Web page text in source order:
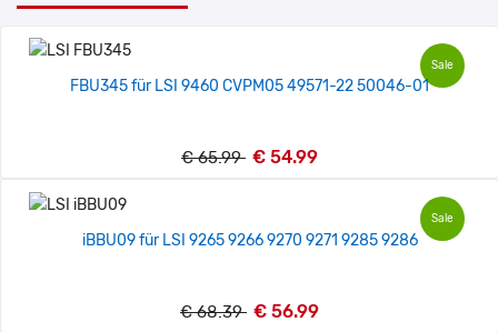
Sale
FBU345 für LSI 9460 CVPM05 49571-22 50046-01
€ 65.99 € 54.99
Sale
iBBU09 für LSI 9265 9266 9270 9271 9285 9286
€ 68.39 € 56.99